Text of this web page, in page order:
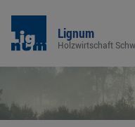
Lignum
Holzwirtschaft